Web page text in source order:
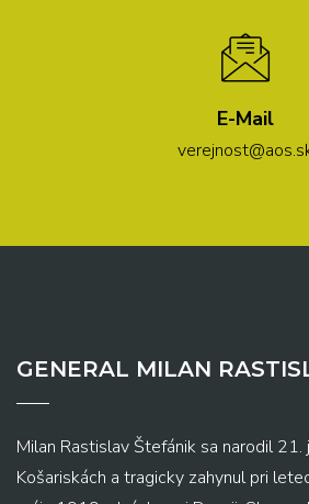
E-Mail
GENERAL MILAN
Milan Rastislav Štefánik sa narodil
Košariskách a tragicky zahynul pri